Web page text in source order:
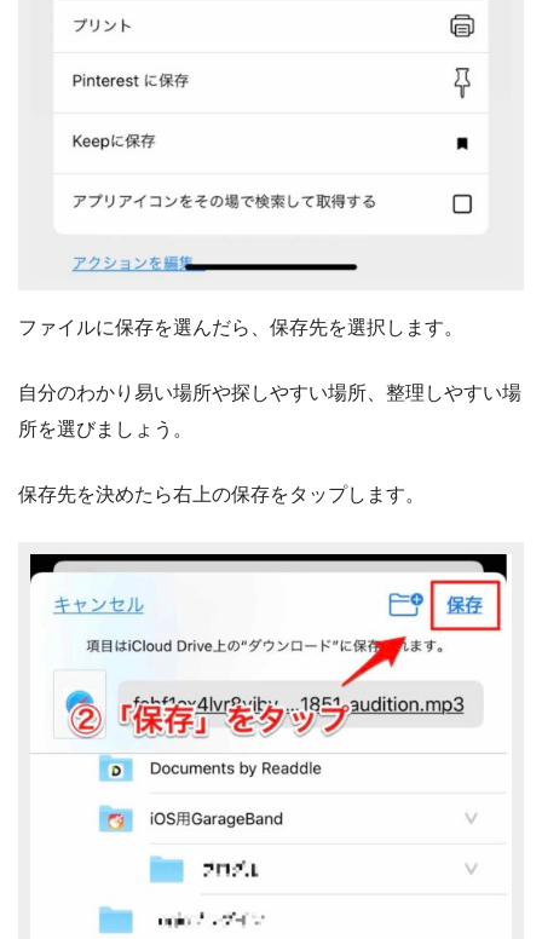
ファイルに保存を選んだら、保存先を選択します。
自分のわかり易い場所や探しやすい場所、整理しやすい場
所を選びましょう。
保存先を決めたら右上の保存をタップします。